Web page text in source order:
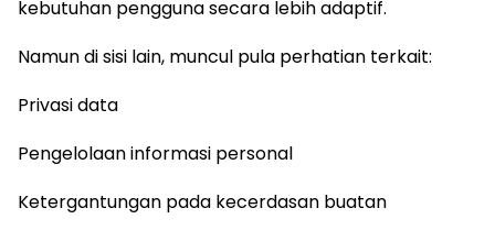
kebutuhan pengguna secara lebih adaptif.
Namun di sisi lain, muncul pula perhatian terkait:
Privasi data
Pengelolaan informasi personal
Ketergantungan pada kecerdasan buatan